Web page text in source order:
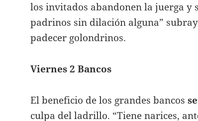
los invitados abandonen la juerga y
padrinos sin dilación alguna”
padecer golondrinos.
Viernes 2 Bancos
El beneficio de los grandes bancos
culpa del ladrillo. “Tiene narices,